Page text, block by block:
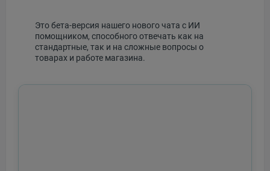
Это бета-версия нашего нового чата с ИИ
помощником, способного отвечать как на
стандартные, так и на сложные вопросы о
товарах и работе магазина.